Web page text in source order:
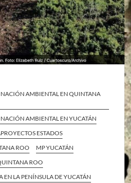
AMBIENTAL EN QUINTANA
AMBIENTAL EN YUCATÁN
ESTADOS
ROO
MP YUCATÁN
ROO
EN LA PENÍNSULA DE YUCATÁN